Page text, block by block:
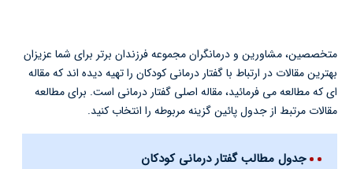
متخصصین، مشاورین و درمانگران مجموعه فرزندان برتر برای شما عزیزان
بهترین مقالات در ارتباط با گفتار درمانی کودکان را تهیه دیده اند که مقاله
ای که مطالعه می فرمائید، مقاله اصلی گفتار درمانی است. برای مطالعه
مقالات مرتبط از جدول پائین گزینه مربوطه را انتخاب کنید.
جدول مطالب گفتار درمانی کودکان